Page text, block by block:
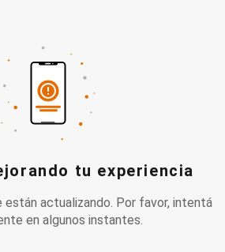
tu experiencia
están actualizando. Por favor, intentá
en algunos instantes.